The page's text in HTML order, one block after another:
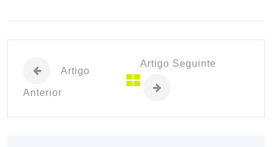
Artigo
Anterior
Artigo Seguinte